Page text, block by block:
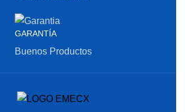
GARANTÍA
Buenos Productos